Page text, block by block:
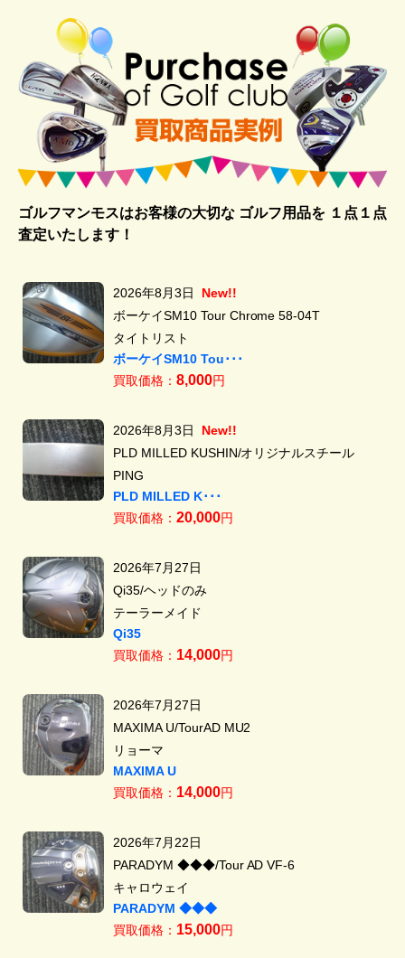
ゴルフマンモスはお客様の大切な ゴルフ用品を１点１点
査定いたします！
2026年8月3日
New!!
ボーケイSM10 Tour Chrome 58-04T
タイトリスト
ボーケイSM10 Tou･･･
買取価格： 8,000円
2026年8月3日
New!!
PLD MILLED KUSHIN/オリジナルスチール
PING
PLD MILLED K･･･
買取価格： 20,000円
2026年7月27日
Qi35/ヘッドのみ
テーラーメイド
Qi35
買取価格： 14,000円
2026年7月27日
MAXIMA U/TourAD MU2
リョーマ
MAXIMA U
買取価格： 14,000円
2026年7月22日
PARADYM ◆◆◆/Tour AD VF-6
キャロウェイ
PARADYM ◆◆◆
買取価格： 15,000円